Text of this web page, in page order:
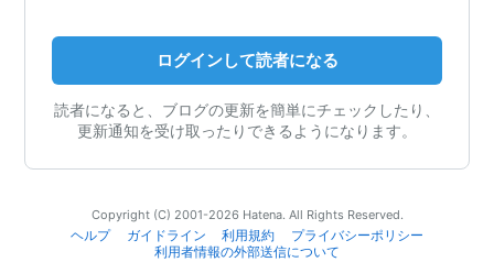
ログインして読者になる
読者になると、ブログの更新を簡単にチェックしたり、
更新通知を受け取ったりできるようになります。
Copyright (C) 2001-2026 Hatena. All Rights Reserved.
ヘルプ
ガイドライン 利用規約
プライバシーポリシー
利用者情報の外部送信について